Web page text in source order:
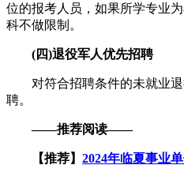
位的报考人员，如果所学专业
科不做限制。
(四)退役军人优先招聘
对符合招聘条件的未就业退
聘。
——推荐阅读——
【推荐】 2024年临夏事业